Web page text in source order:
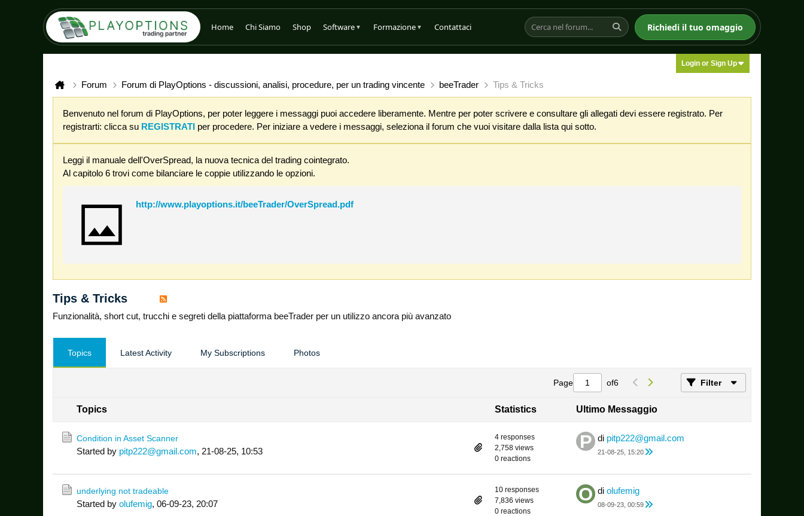
Home Chi Siamo Shop Software ▼ Formazione ▼ Contattaci Richiedi il tuo omaggio
Login or Sign Up
Forum Forum di PlayOptions - discussioni, analisi, procedure, per un trading vincente beeTrader Tips & Tricks
Benvenuto nel forum di PlayOptions, per poter leggere i messaggi puoi accedere liberamente. Mentre per poter scrivere e consultare gli allegati devi essere registrato. Per
registrarti: clicca su REGISTRATI per procedere. Per iniziare a vedere i messaggi, seleziona il forum che vuoi visitare dalla lista qui sotto.
Leggi il manuale dell'OverSpread, la nuova tecnica del trading cointegrato.
Al capitolo 6 trovi come bilanciare le coppie utilizzando le opzioni.
http://www.playoptions.it/beeTrader/OverSpread.pdf
Tips & Tricks
Funzionalità, short cut, trucchi e segreti della piattaforma beeTrader per un utilizzo ancora più avanzato
Topics Latest Activity My Subscriptions Photos
Page of6 Filter
Topics Statistics Ultimo Messaggio
Condition in Asset Scanner
Started by pitp222@gmail.com, 21-08-25, 10:53
4 responses
2,758 views
0 reactions
di pitp222@gmail.com
21-08-25, 15:20
underlying not tradeable
Started by olufemig, 06-09-23, 20:07
10 responses
7,836 views
0 reactions
di olufemig
08-09-23, 00:59